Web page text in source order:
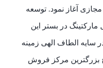
آغاز نمود. توسعه
در بستر این
سایه الطاف الهی زمینه
بزرگترین مرکز فروش